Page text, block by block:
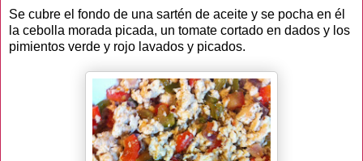
Se cubre el fondo de una sartén de aceite y se pocha en él
la cebolla morada picada, un tomate cortado en dados y los
pimientos verde y rojo lavados y picados.